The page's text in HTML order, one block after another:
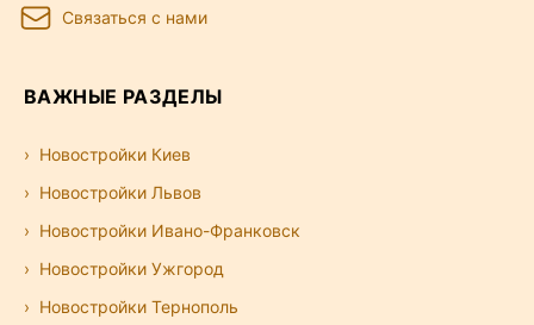
Связаться с нами
ВАЖНЫЕ РАЗДЕЛЫ
Новостройки Киев
Новостройки Львов
Новостройки Ивано-Франковск
Новостройки Ужгород
Новостройки Тернополь